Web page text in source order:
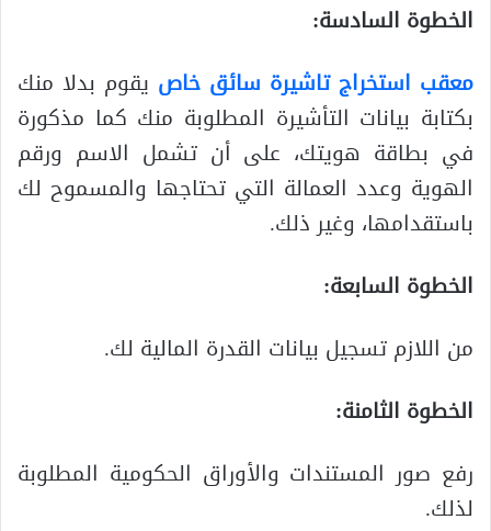
الخطوة السادسة:
معقب استخراج تاشيرة سائق خاص يقوم بدلا منك
بكتابة بيانات التأشيرة المطلوبة منك كما مذكورة
في بطاقة هويتك، على أن تشمل الاسم ورقم
الهوية وعدد العمالة التي تحتاجها والمسموح لك
باستقدامها، وغير ذلك.
الخطوة السابعة:
من اللازم تسجيل بيانات القدرة المالية لك.
الخطوة الثامنة:
رفع صور المستندات والأوراق الحكومية المطلوبة
لذلك.